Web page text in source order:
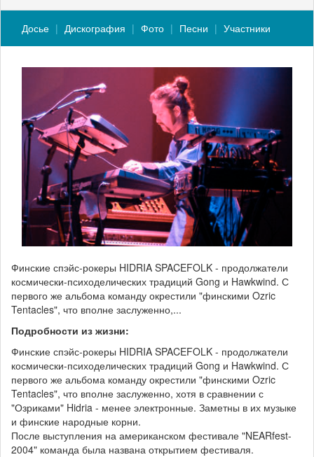
Досье Дискография Фото Песни Участники
Финские спэйс-рокеры HIDRIA SPACEFOLK - продолжатели
космически-психоделических традиций Gong и Hawkwind. С
первого же альбома команду окрестили "финскими Ozric
Tentacles", что вполне заслуженно,...
Подробности из жизни:
Финские спэйс-рокеры HIDRIA SPACEFOLK - продолжатели
космически-психоделических традиций Gong и Hawkwind. С
первого же альбома команду окрестили "финскими Ozric
Tentacles", что вполне заслуженно, хотя в сравнении с
"Озриками" Hidria - менее электронные. Заметны в их музыке
и финские народные корни.
После выступления на американском фестивале "NEARfest-
2004" команда была названа открытием фестиваля.